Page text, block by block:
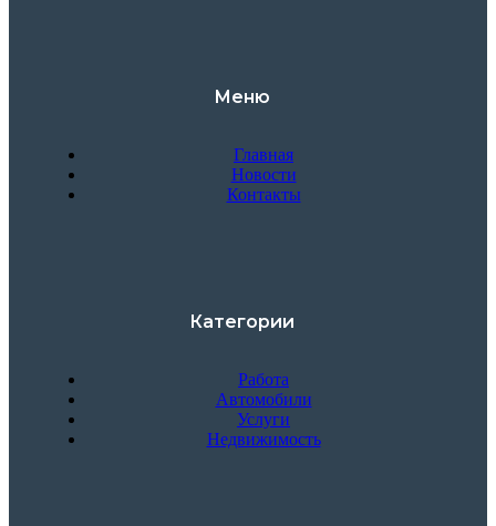
Меню
Главная
Новости
Контакты
Категории
Работа
Автомобили
Услуги
Недвижимость